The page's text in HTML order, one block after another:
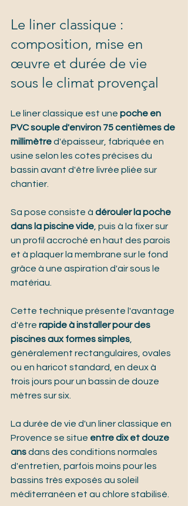
Le liner classique :
composition, mise en
œuvre et durée de vie
sous le climat provençal
Le liner classique est une poche en
PVC souple d'environ 75 centièmes de
millimètre d'épaisseur, fabriquée en
usine selon les cotes précises du
bassin avant d'être livrée pliée sur
chantier.
Sa pose consiste à dérouler la poche
dans la piscine vide, puis à la fixer sur
un profil accroché en haut des parois
et à plaquer la membrane sur le fond
grâce à une aspiration d'air sous le
matériau.
Cette technique présente l'avantage
d'être rapide à installer pour des
piscines aux formes simples,
généralement rectangulaires, ovales
ou en haricot standard, en deux à
trois jours pour un bassin de douze
mètres sur six.
La durée de vie d'un liner classique en
Provence se situe entre dix et douze
ans dans des conditions normales
d'entretien, parfois moins pour les
bassins très exposés au soleil
méditerranéen et au chlore stabilisé.